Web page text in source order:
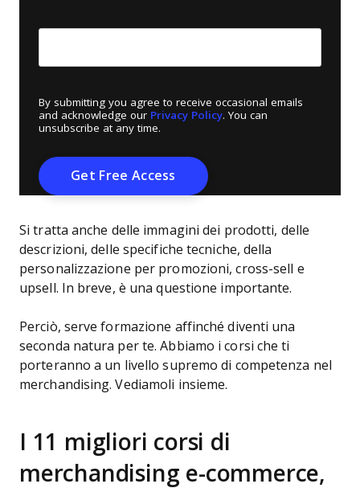
By submitting you agree to receive occasional emails
and acknowledge our Privacy Policy. You can
unsubscribe at any time.
Si tratta anche delle immagini dei prodotti, delle
descrizioni, delle specifiche tecniche, della
personalizzazione per promozioni, cross-sell e
upsell. In breve, è una questione importante.
Perciò, serve formazione affinché diventi una
seconda natura per te. Abbiamo i corsi che ti
porteranno a un livello supremo di competenza nel
merchandising. Vediamoli insieme.
I 11 migliori corsi di
merchandising e-commerce,